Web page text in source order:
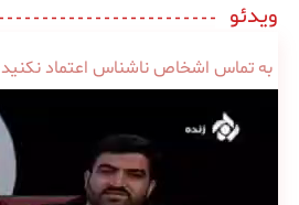
ویدئو
به تماس اشخاص ناشناس اعتماد نکنید